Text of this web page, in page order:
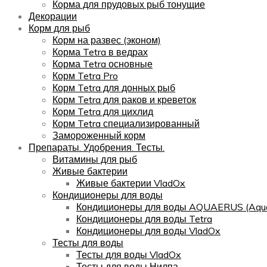
Корма для прудовых рыб тонущие
Декорации
Корм для рыб
Корм на развес (эконом)
Корма Tetra в ведрах
Корма Tetra основные
Корм Tetra Pro
Корм Tetra для донных рыб
Корм Tetra для раков и креветок
Корм Tetra для цихлид
Корм Tetra специализированный
Замороженный корм
Препараты. Удобрения. Тесты.
Витамины для рыб
Живые бактерии
Живые бактерии VladOx
Кондиционеры для воды
Кондиционеры для воды AQUAERUS
Кондиционеры для воды Tetra
Кондиционеры для воды VladOx
Тесты для воды
Тесты для воды VladOx